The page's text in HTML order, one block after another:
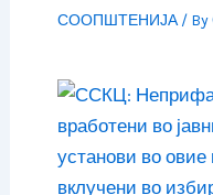
СООПШТЕНИЈА/ By